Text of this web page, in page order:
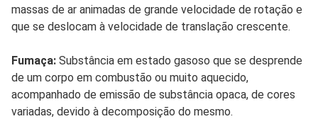
massas de ar animadas de grande velocidade de rotação e
que se deslocam à velocidade de translação crescente.
Fumaça: Substância em estado gasoso que se desprende
de um corpo em combustão ou muito aquecido,
acompanhado de emissão de substância opaca, de cores
variadas, devido à decomposição do mesmo.